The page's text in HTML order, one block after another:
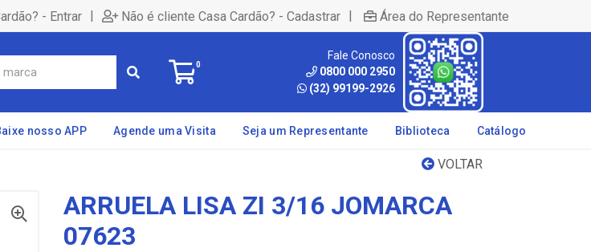
- Entrar | Não é cliente Casa Cardão? - Cadastrar | Área do Representante
0
Fale Conosco
0800 000 2950
(32) 99199-2926
nosso APP Agende uma Visita Seja um Representante Biblioteca Catálogo
VOLTAR
ARRUELA LISA ZI 3/16 JOMARCA
07623